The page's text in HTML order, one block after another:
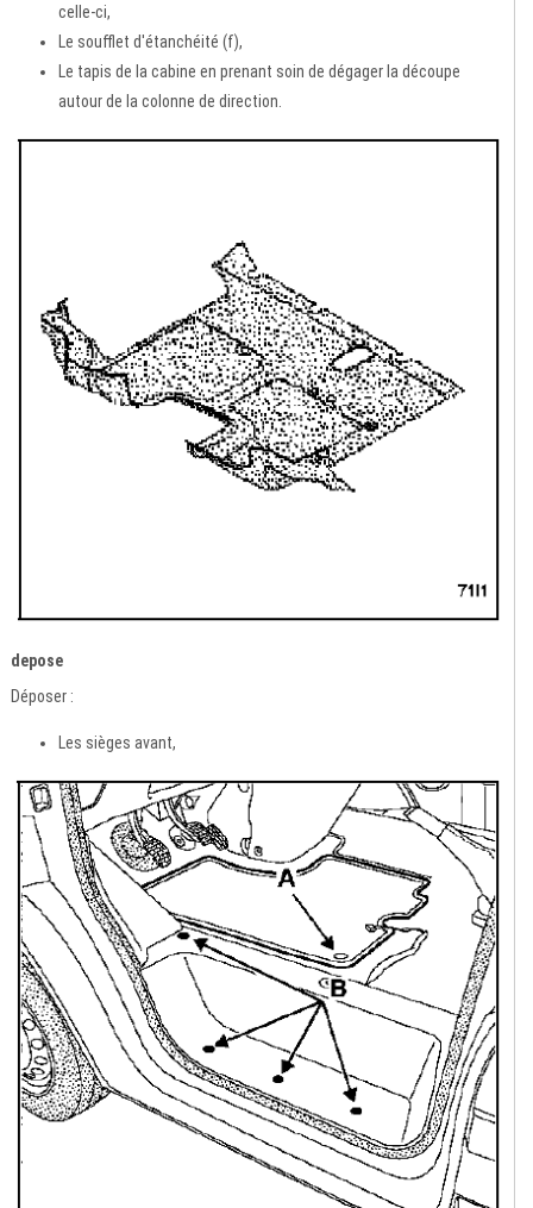
celle-ci,
Le soufflet d'étanchéité (f),
Le tapis de la cabine en prenant soin de dégager la découpe
autour de la colonne de direction.
depose
Déposer :
Les sièges avant,